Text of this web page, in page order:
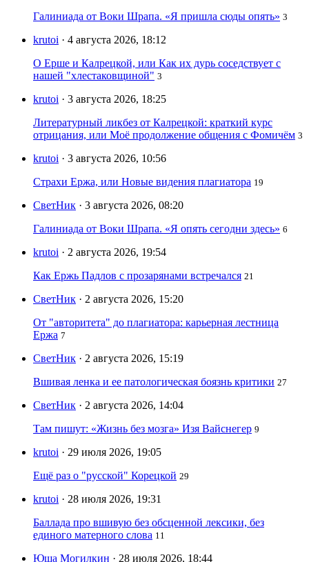
Галиниада от Воки Шрапа. «Я пришла сюды опять» 3
krutoi · 4 августа 2026, 18:12
О Ерше и Калрецкой, или Как их дурь соседствует с
нашей "хлестаковщиной" 3
krutoi · 3 августа 2026, 18:25
Литературный ликбез от Калрецкой: краткий курс
отрицания, или Моё продолжение общения с Фомичём 3
krutoi · 3 августа 2026, 10:56
Страхи Ержа, или Новые видения плагиатора 19
СветНик · 3 августа 2026, 08:20
Галиниада от Воки Шрапа. «Я опять сегодни здесь» 6
krutoi · 2 августа 2026, 19:54
Как Ержь Падлов с прозарянами встречался 21
СветНик · 2 августа 2026, 15:20
От "авторитета" до плагиатора: карьерная лестница
Ержа 7
СветНик · 2 августа 2026, 15:19
Вшивая ленка и ее патологическая боязнь критики 27
СветНик · 2 августа 2026, 14:04
Там пишут: «Жизнь без мозга» Изя Вайснегер 9
krutoi · 29 июля 2026, 19:05
Ещё раз о "русской" Корецкой 29
krutoi · 28 июля 2026, 19:31
Баллада про вшивую без обсценной лексики, без
единого матерного слова 11
Юша Могилкин · 28 июля 2026, 18:44